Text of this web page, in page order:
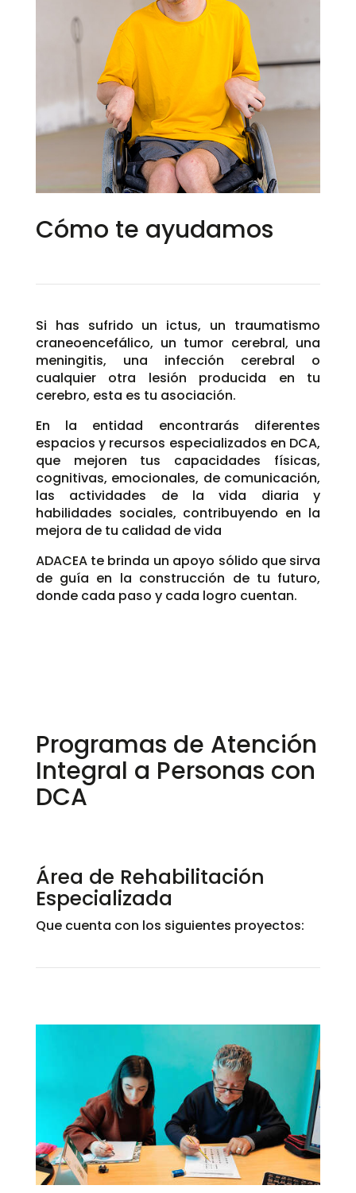
Cómo te ayudamos
Si has sufrido un ictus, un traumatismo
craneoencefálico, un tumor cerebral, una
meningitis, una infección cerebral o
cualquier otra lesión producida en tu
cerebro, esta es tu asociación.
En la entidad encontrarás diferentes
espacios y recursos especializados en DCA,
que mejoren tus capacidades físicas,
cognitivas, emocionales, de comunicación,
las actividades de la vida diaria y
habilidades sociales, contribuyendo en la
mejora de tu calidad de vida
ADACEA te brinda un apoyo sólido que sirva
de guía en la construcción de tu futuro,
donde cada paso y cada logro cuentan.
Programas de Atención
Integral a Personas con
DCA
Área de Rehabilitación
Especializada
Que cuenta con los siguientes proyectos: